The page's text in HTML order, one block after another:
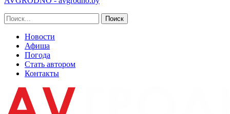
Новости
Афиша
Погода
Стать автором
Контакты